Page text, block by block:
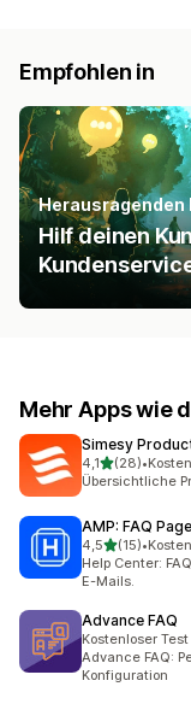
Empfohlen in
Herausragenden
Hilf deinen
Mehr Apps wie
Simesy
4,1von 5 Sternen
(28)
28 Rezensionen
•
Übersichtliche
AMP: FAQ
4,5von 5 Sternen
(15)
15 Rezensionen
•
Help Center:
E-Mails.
Advance FAQ
Kostenloser
Advance FAQ:
Konfiguration